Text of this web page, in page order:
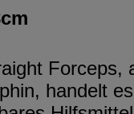
Forceps,
handelt